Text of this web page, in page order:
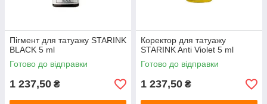
Пігмент для татуажу STARINK
BLACK 5 ml
Готово до відправки
1 237,50 ₴
Коректор для татуажу
STARINK Anti Violet 5 ml
Готово до відправки
1 237,50 ₴